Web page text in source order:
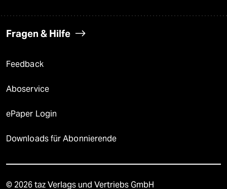
Fragen & Hilfe
Feedback
Aboservice
ePaper Login
Downloads für Abonnierende
© 2026 taz Verlags und Vertriebs GmbH